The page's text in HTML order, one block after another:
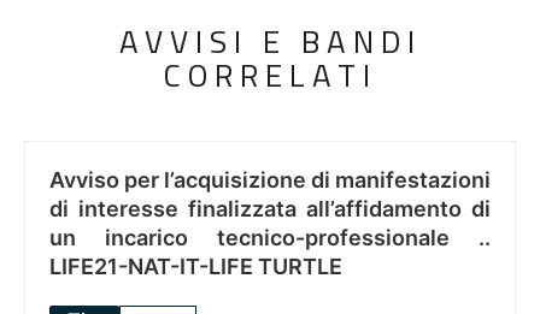
AVVISI E BANDI
CORRELATI
Avviso per l’acquisizione di manifestazioni
di interesse finalizzata all’affidamento di
un incarico tecnico-professionale ..
LIFE21-NAT-IT-LIFE TURTLE